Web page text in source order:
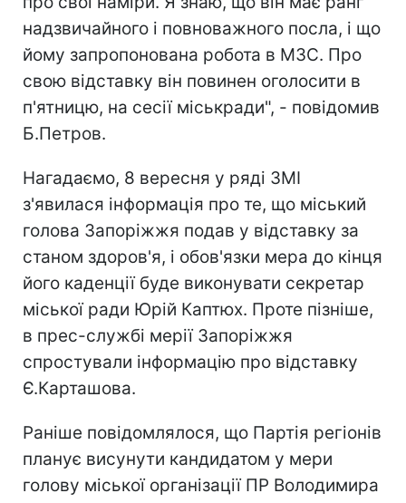
надзвичайного і повноважного посла, і що
йому запропонована робота в МЗС. Про
свою відставку він повинен оголосити в
п'ятницю, на сесії міськради", - повідомив
Б.Петров.
Нагадаємо, 8 вересня у ряді ЗМІ
з'явилася інформація про те, що міський
голова Запоріжжя подав у відставку за
станом здоров'я, і обов'язки мера до кінця
його каденції буде виконувати секретар
міської ради Юрій Каптюх. Проте пізніше,
в прес-службі мерії Запоріжжя
спростували інформацію про відставку
Є.Карташова.
Раніше повідомлялося, що Партія регіонів
планує висунути кандидатом у мери
голову міської організації ПР Володимира